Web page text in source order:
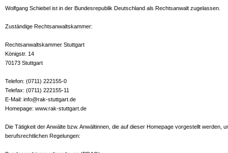
Wolfgang Schiebel ist in der Bundesrepublik Deutschland als Rechtsanwalt zugelassen.
Zuständige Rechtsanwaltskammer:
Rechtsanwaltskammer Stuttgart
Königstr. 14
70173 Stuttgart
Telefon: (0711) 222155-0
Telefax: (0711) 222155-11
E-Mail: info@rak-stuttgart.de
Homepage: www.rak-stuttgart.de
Die Tätigkeit der Anwälte bzw. Anwältinnen, die auf dieser Homepage vorgestellt werden,
berufsrechtlichen Regelungen: